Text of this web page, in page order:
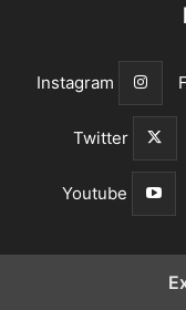
Instagram
Twitter
Youtube